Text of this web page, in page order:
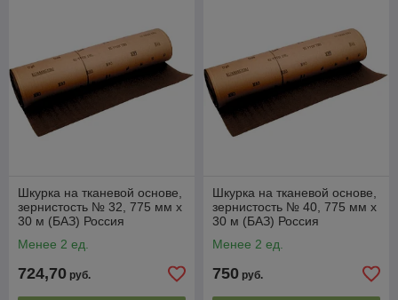
Шкурка на тканевой основе,
зернистость № 32, 775 мм х
30 м (БАЗ) Россия
Менее 2 ед.
724,70 руб.
Шкурка на тканевой основе,
зернистость № 40, 775 мм х
30 м (БАЗ) Россия
Менее 2 ед.
750 руб.